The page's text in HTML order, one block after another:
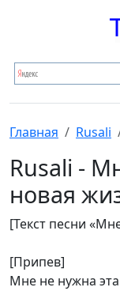
Главная Rusali
Rusali -
новая
[Текст песни
[Припев]
Мне не нужна